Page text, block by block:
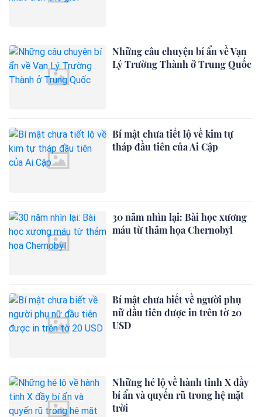
Những câu chuyện bí ẩn về Vạn
Lý Trường Thành ở Trung Quốc
Bí mật chưa tiết lộ về kim tự
tháp đầu tiên của Ai Cập
30 năm nhìn lại: Bài học xương
máu từ thảm họa Chernobyl
Bí mật chưa biết về người phụ
nữ đầu tiên được in trên tờ 20
USD
Những hé lộ về hành tinh X đầy
bí ẩn và quyến rũ trong hệ mặt
trời